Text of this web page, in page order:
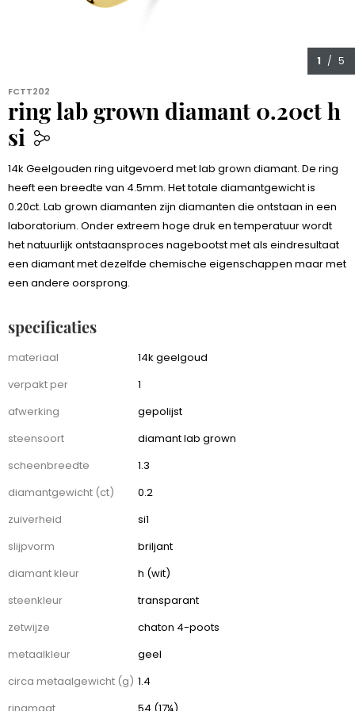
1 / 5
FCTT202
ring lab grown diamant 0.20ct h
si
599,00
14k Geelgouden ring uitgevoerd met lab grown diamant. De ring
heeft een breedte van 4.5mm. Het totale diamantgewicht is
0.20ct. Lab grown diamanten zijn diamanten die ontstaan in een
laboratorium. Onder extreem hoge druk en temperatuur wordt
het natuurlijk ontstaansproces nagebootst met als eindresultaat
een diamant met dezelfde chemische eigenschappen maar met
een andere oorsprong.
specificaties
specificaties
materiaal
14k geelgoud
verpakt per
1
afwerking
gepolijst
steensoort
diamant lab grown
scheenbreedte
1.3
diamantgewicht (ct)
0.2
zuiverheid
si1
slijpvorm
briljant
diamant kleur
h (wit)
steenkleur
transparant
zetwijze
chaton 4-poots
metaalkleur
geel
circa metaalgewicht (g) 1.4